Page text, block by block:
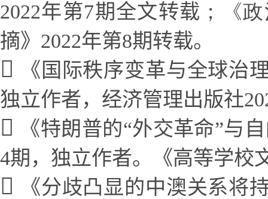
2022年第7期全文转载 ；《
摘》2022年第8期转载。
《国际秩序变革与全球治
独立作者， 经济管理出版社
《特朗普的“外交革命”与
4期，独立作者。
《高等学校
《分歧凸显的中澳关系将